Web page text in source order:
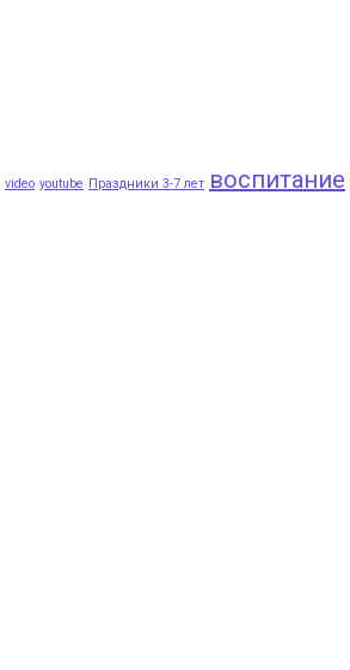
video youtube Праздники 3-7 лет воспитание